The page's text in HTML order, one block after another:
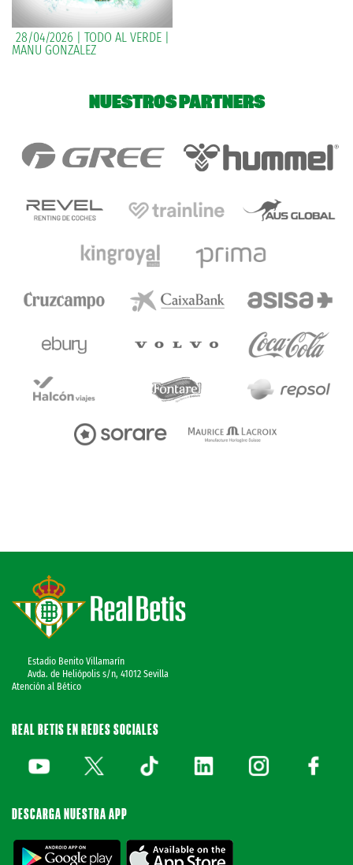
28/04/2026 | TODO AL VERDE |
MANU GONZALEZ
NUESTROS PARTNERS
Estadio Benito Villamarín
Avda. de Heliópolis s/n, 41012 Sevilla
Atención al Bético
REAL BETIS EN REDES SOCIALES
DESCARGA NUESTRA APP